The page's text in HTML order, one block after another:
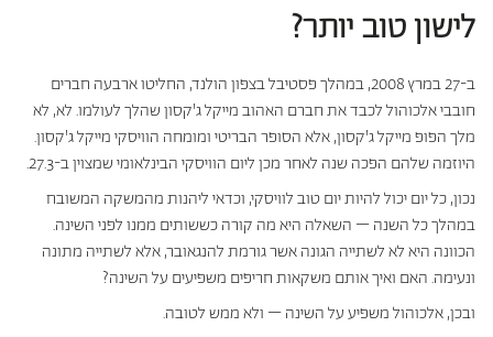
כריות מלונות היוקרה
עמינח X השטיח האדום
לישון טוב יותר?
ב-27 במרץ 2008, במהלך פסטיבל בצפון הולנד, החליטו ארבעה חברים
חובבי אלכוהול לכבד את חברם האהוב מייקל ג'קסון שהלך לעולמו. לא, לא
מלך הפופ מייקל ג'קסון, אלא הסופר הבריטי ומומחה הוויסקי מייקל ג'קסון.
היוזמה שלהם הפכה שנה לאחר מכן ליום הוויסקי הבינלאומי שמצוין ב-27.3.
נכון, כל יום יכול להיות יום טוב לוויסקי, וכדאי ליהנות מהמשקה המשובח
במהלך כל השנה – השאלה היא מה קורה כששותים ממנו לפני השינה.
הכוונה היא לא לשתייה הגונה אשר גורמת להנגאובר, אלא לשתייה מתונה
ונעימה. האם ואיך אותם משקאות חריפים משפיעים על השינה?
ובכן, אלכוהול משפיע על השינה – ולא ממש לטובה.